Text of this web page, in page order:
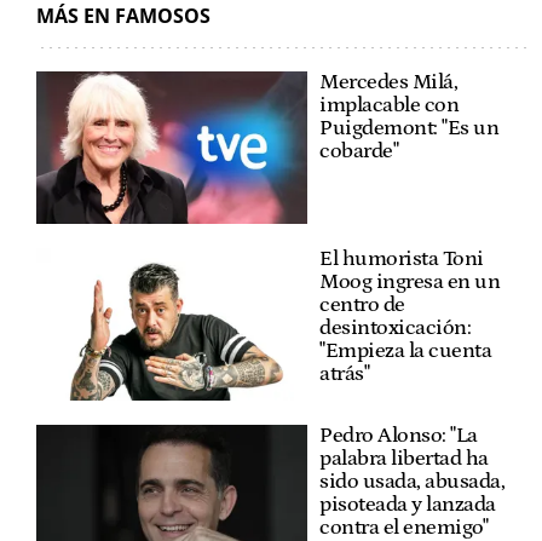
MÁS EN FAMOSOS
Mercedes Milá,
implacable con
Puigdemont: "Es un
cobarde"
El humorista Toni
Moog ingresa en un
centro de
desintoxicación:
"Empieza la cuenta
atrás"
Pedro Alonso: "La
palabra libertad ha
sido usada, abusada,
pisoteada y lanzada
contra el enemigo"